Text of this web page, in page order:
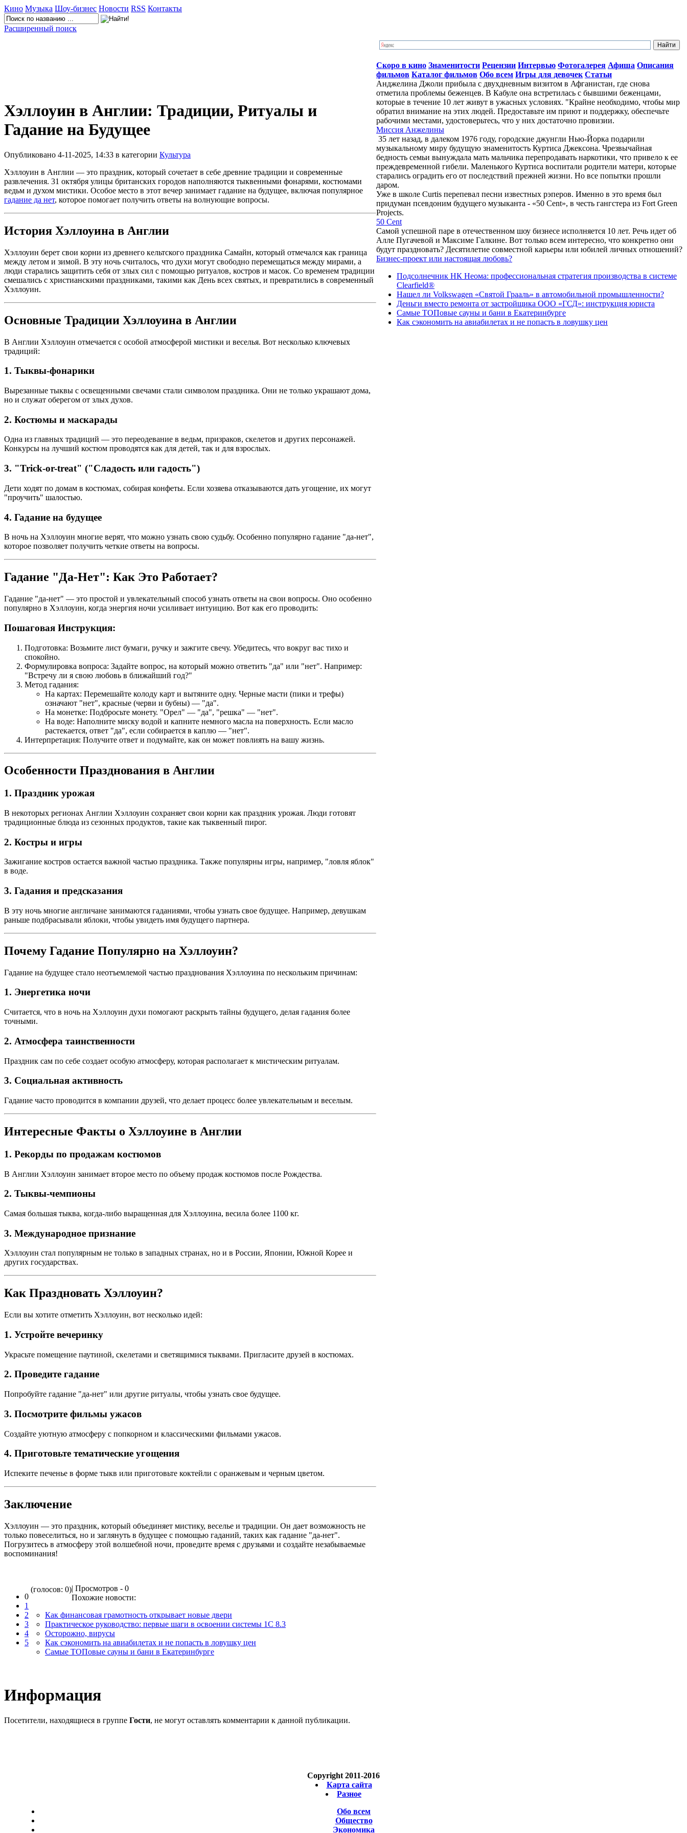
Кино Музыка Шоу-бизнес Новости RSS Контакты
Расширенный поиск
Хэллоуин в Англии: Традиции, Ритуалы и
Гадание на Будущее
Опубликовано 4-11-2025, 14:33 в категории Культура
Хэллоуин в Англии — это праздник, который сочетает в себе древние традиции и современные
развлечения. 31 октября улицы британских городов наполняются тыквенными фонарями, костюмами
ведьм и духом мистики. Особое место в этот вечер занимает гадание на будущее, включая популярное
гадание да нет, которое помогает получить ответы на волнующие вопросы.
История Хэллоуина в Англии
Хэллоуин берет свои корни из древнего кельтского праздника Самайн, который отмечался как граница
между летом и зимой. В эту ночь считалось, что духи могут свободно перемещаться между мирами, а
люди старались защитить себя от злых сил с помощью ритуалов, костров и масок. Со временем традиции
смешались с христианскими праздниками, такими как День всех святых, и превратились в современный
Хэллоуин.
Основные Традиции Хэллоуина в Англии
В Англии Хэллоуин отмечается с особой атмосферой мистики и веселья. Вот несколько ключевых
традиций:
1. Тыквы-фонарики
Вырезанные тыквы с освещенными свечами стали символом праздника. Они не только украшают дома,
но и служат оберегом от злых духов.
2. Костюмы и маскарады
Одна из главных традиций — это переодевание в ведьм, призраков, скелетов и других персонажей.
Конкурсы на лучший костюм проводятся как для детей, так и для взрослых.
3. "Trick-or-treat" ("Сладость или гадость")
Дети ходят по домам в костюмах, собирая конфеты. Если хозяева отказываются дать угощение, их могут
"проучить" шалостью.
4. Гадание на будущее
В ночь на Хэллоуин многие верят, что можно узнать свою судьбу. Особенно популярно гадание "да-нет",
которое позволяет получить четкие ответы на вопросы.
Гадание "Да-Нет": Как Это Работает?
Гадание "да-нет" — это простой и увлекательный способ узнать ответы на свои вопросы. Оно особенно
популярно в Хэллоуин, когда энергия ночи усиливает интуицию. Вот как его проводить:
Пошаговая Инструкция:
Подготовка: Возьмите лист бумаги, ручку и зажгите свечу. Убедитесь, что вокруг вас тихо и
спокойно.
Формулировка вопроса: Задайте вопрос, на который можно ответить "да" или "нет". Например:
"Встречу ли я свою любовь в ближайший год?"
Метод гадания:
На картах: Перемешайте колоду карт и вытяните одну. Черные масти (пики и трефы)
означают "нет", красные (черви и бубны) — "да".
На монетке: Подбросьте монету. "Орел" — "да", "решка" — "нет".
На воде: Наполните миску водой и капните немного масла на поверхность. Если масло
растекается, ответ "да", если собирается в каплю — "нет".
Интерпретация: Получите ответ и подумайте, как он может повлиять на вашу жизнь.
Особенности Празднования в Англии
1. Праздник урожая
В некоторых регионах Англии Хэллоуин сохраняет свои корни как праздник урожая. Люди готовят
традиционные блюда из сезонных продуктов, такие как тыквенный пирог.
2. Костры и игры
Зажигание костров остается важной частью праздника. Также популярны игры, например, "ловля яблок"
в воде.
3. Гадания и предсказания
В эту ночь многие англичане занимаются гаданиями, чтобы узнать свое будущее. Например, девушкам
раньше подбрасывали яблоки, чтобы увидеть имя будущего партнера.
Почему Гадание Популярно на Хэллоуин?
Гадание на будущее стало неотъемлемой частью празднования Хэллоуина по нескольким причинам:
1. Энергетика ночи
Считается, что в ночь на Хэллоуин духи помогают раскрыть тайны будущего, делая гадания более
точными.
2. Атмосфера таинственности
Праздник сам по себе создает особую атмосферу, которая располагает к мистическим ритуалам.
3. Социальная активность
Гадание часто проводится в компании друзей, что делает процесс более увлекательным и веселым.
Интересные Факты о Хэллоуине в Англии
1. Рекорды по продажам костюмов
В Англии Хэллоуин занимает второе место по объему продаж костюмов после Рождества.
2. Тыквы-чемпионы
Самая большая тыква, когда-либо выращенная для Хэллоуина, весила более 1100 кг.
3. Международное признание
Хэллоуин стал популярным не только в западных странах, но и в России, Японии, Южной Корее и
других государствах.
Как Праздновать Хэллоуин?
Если вы хотите отметить Хэллоуин, вот несколько идей:
1. Устройте вечеринку
Украсьте помещение паутиной, скелетами и светящимися тыквами. Пригласите друзей в костюмах.
2. Проведите гадание
Попробуйте гадание "да-нет" или другие ритуалы, чтобы узнать свое будущее.
3. Посмотрите фильмы ужасов
Создайте уютную атмосферу с попкорном и классическими фильмами ужасов.
4. Приготовьте тематические угощения
Испеките печенье в форме тыкв или приготовьте коктейли с оранжевым и черным цветом.
Заключение
Хэллоуин — это праздник, который объединяет мистику, веселье и традиции. Он дает возможность не
только повеселиться, но и заглянуть в будущее с помощью гаданий, таких как гадание "да-нет".
Погрузитесь в атмосферу этой волшебной ночи, проведите время с друзьями и создайте незабываемые
воспоминания!
0
1
2
3
4
5
(голосов: 0)| Просмотров - 0
Похожие новости:
Как финансовая грамотность открывает новые двери
Практическое руководство: первые шаги в освоении системы 1С 8.3
Осторожно, вирусы
Как сэкономить на авиабилетах и не попасть в ловушку цен
Самые ТОПовые сауны и бани в Екатеринбурге
Информация
Посетители, находящиеся в группе Гости, не могут оставлять комментарии к данной публикации.
Скоро в кино Знаменитости Рецензии Интервью Фотогалерея Афиша Описания
фильмов Каталог фильмов Обо всем Игры для девочек Статьи
Анджелина Джоли прибыла с двухдневным визитом в Афганистан, где снова
отметила проблемы беженцев. В Кабуле она встретилась с бывшими беженцами,
которые в течение 10 лет живут в ужасных условиях. "Крайне необходимо, чтобы мир
обратил внимание на этих людей. Предоставьте им приют и поддержку, обеспечьте
рабочими местами, удостоверьтесь, что у них достаточно провизии.
Миссия Анжелины
35 лет назад, в далеком 1976 году, городские джунгли Нью-Йорка подарили
музыкальному миру будущую знаменитость Куртиса Джексона. Чрезвычайная
бедность семьи вынуждала мать мальчика перепродавать наркотики, что привело к ее
преждевременной гибели. Маленького Куртиса воспитали родители матери, которые
старались оградить его от последствий прежней жизни. Но все попытки прошли
даром.
Уже в школе Curtis перепевал песни известных рэперов. Именно в это время был
придуман псевдоним будущего музыканта - «50 Cent», в честь гангстера из Fort Green
Projects.
50 Cent
Самой успешной паре в отечественном шоу бизнесе исполняется 10 лет. Речь идет об
Алле Пугачевой и Максиме Галкине. Вот только всем интересно, что конкретно они
будут праздновать? Десятилетие совместной карьеры или юбилей личных отношений?
Бизнес-проект или настоящая любовь?
Подсолнечник НК Неома: профессиональная стратегия производства в системе
Clearfield®
Нашел ли Volkswagen «Святой Грааль» в автомобильной промышленности?
Деньги вместо ремонта от застройщика ООО «ГСД»: инструкция юриста
Самые ТОПовые сауны и бани в Екатеринбурге
Как сэкономить на авиабилетах и не попасть в ловушку цен
Copyright 2011-2016
Карта сайта
Разное
Обо всем
Общество
Экономика